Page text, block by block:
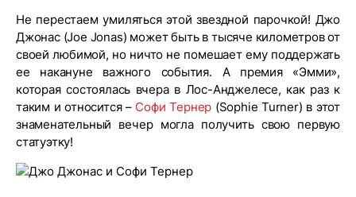
Не перестаем умиляться этой звездной парочкой! Джо
Джонас (Joe Jonas) может быть в тысяче километров от
своей любимой, но ничто не помешает ему поддержать
ее накануне важного события. А премия «Эмми»,
которая состоялась вчера в Лос-Анджелесе, как раз к
таким и относится – Софи Тернер (Sophie Turner) в этот
знаменательный вечер могла получить свою первую
статуэтку!